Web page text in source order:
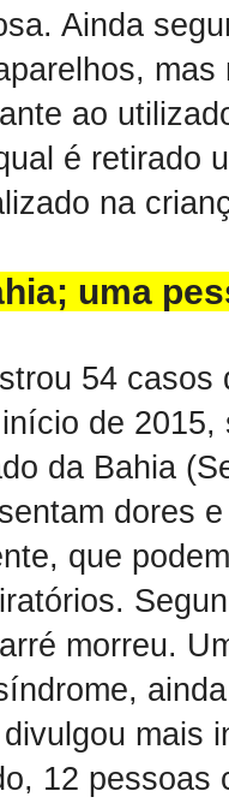
Ainda
ao
é retirado
na
uma
54 casos
de
da Bahia
dores
que
morreu.
mais
12 pessoas